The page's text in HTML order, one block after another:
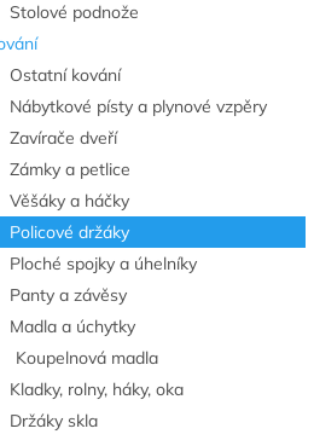
Stolové podnože
Ostatní kování
Nábytkové písty a plynové vzpěry
Zavírače dveří
Zámky a petlice
Věšáky a háčky
Policové držáky
Ploché spojky a úhelníky
Panty a závěsy
Madla a úchytky
Koupelnová madla
Kladky, rolny, háky, oka
Držáky skla